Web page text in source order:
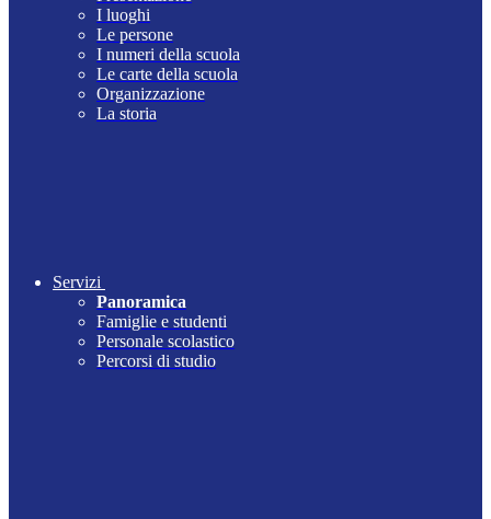
I luoghi
Le persone
I numeri della scuola
Le carte della scuola
Organizzazione
La storia
Servizi
Panoramica
Famiglie e studenti
Personale scolastico
Percorsi di studio